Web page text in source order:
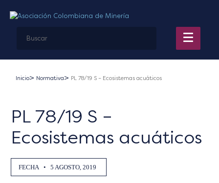
Inicio Normativa PL 78/19 S – Ecosistemas acuáticos
PL 78/19 S –
Ecosistemas acuáticos
FECHA • 5 AGOSTO, 2019